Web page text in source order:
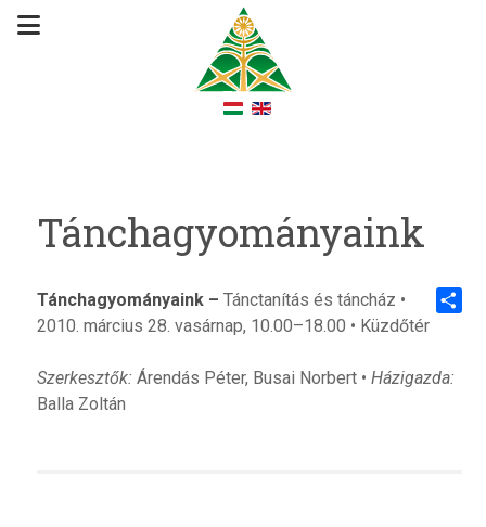
Tánchagyományaink
Tánchagyományaink – Tánctanítás és táncház •
2010. március 28. vasárnap, 10.00–18.00 • Küzdőtér
Szerkesztők: Árendás Péter, Busai Norbert • Házigazda:
Balla Zoltán